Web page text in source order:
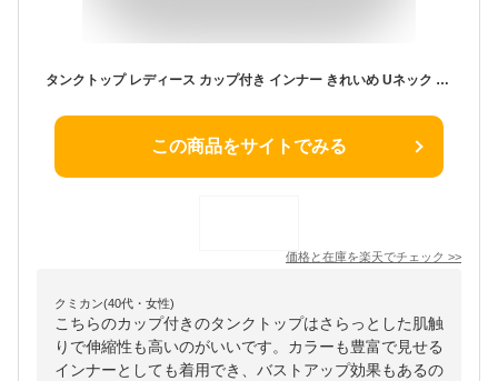
タンクトップ レディース カップ付き インナー きれいめ Uネック 盛れる おしゃれ カジュアル サラサラ 見せる ストレッチ 青 赤 黒 白 ブラウン グレー ベージュ 見せられる 肌着 夏
この商品をサイトでみる
価格と在庫を楽天でチェック >>
クミカン(40代・女性)
こちらのカップ付きのタンクトップはさらっとした肌触
りで伸縮性も高いのがいいです。カラーも豊富で見せる
インナーとしても着用でき、バストアップ効果もあるの